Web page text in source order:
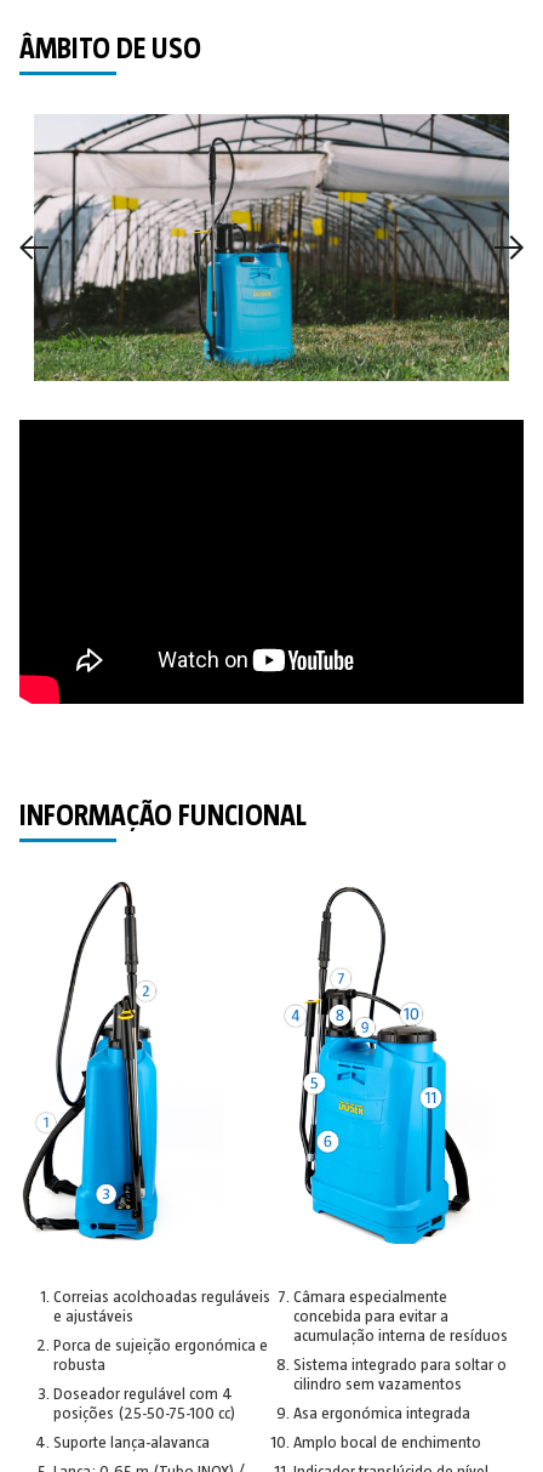
ÂMBITO DE USO
INFORMAÇÃO FUNCIONAL
Correias acolchoadas reguláveis
e ajustáveis
Porca de sujeição ergonómica e
robusta
Doseador regulável com 4
posições (25-50-75-100 cc)
Suporte lança-alavanca
Câmara especialmente
concebida para evitar a
acumulação interna de resíduos
Sistema integrado para soltar o
cilindro sem vazamentos
Asa ergonómica integrada
Amplo bocal de enchimento